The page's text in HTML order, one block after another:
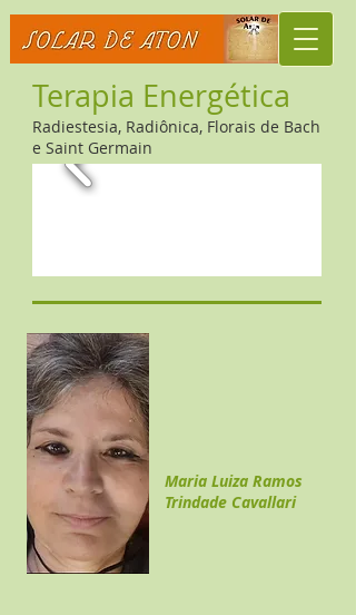
Terapia Energética
Radiestesia, Radiônica, Florais de Bach
e Saint Germain
Maria Luiza Ramos
Trindade Cavallari